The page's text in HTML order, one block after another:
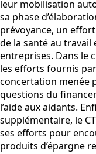
leur mobilisation
sa phase
prévoyance, un
de la santé au travail
entreprises. Dans le
les efforts fournis
concertation menée
questions du
l’aide aux aidants.
supplémentaire, le
ses efforts pour
produits d’épargne